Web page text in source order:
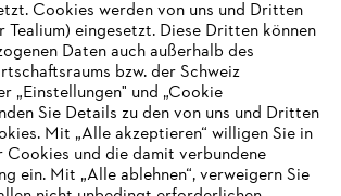
WIRD NICHT
Cookies werden von uns und Dritten
Tealium) eingesetzt. Diese Dritten können
Daten auch außerhalb des
bzw. der Schweiz
„Einstellungen" und „Cookie
Sie Details zu den von uns und Dritten
Mit „Alle akzeptieren“ willigen Sie in
und die damit verbundene
ein. Mit „Alle ablehnen“, verweigern Sie